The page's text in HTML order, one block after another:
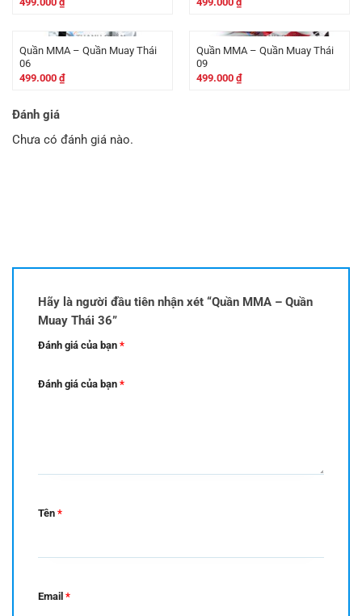
Quần MMA – Quần Muay Thái
06
499.000 ₫
Quần MMA – Quần Muay Thái
09
499.000 ₫
Đánh giá
Chưa có đánh giá nào.
Hãy là người đầu tiên nhận xét “Quần MMA – Quần
Muay Thái 36”
Đánh giá của bạn *
Đánh giá của bạn *
Tên *
Email *